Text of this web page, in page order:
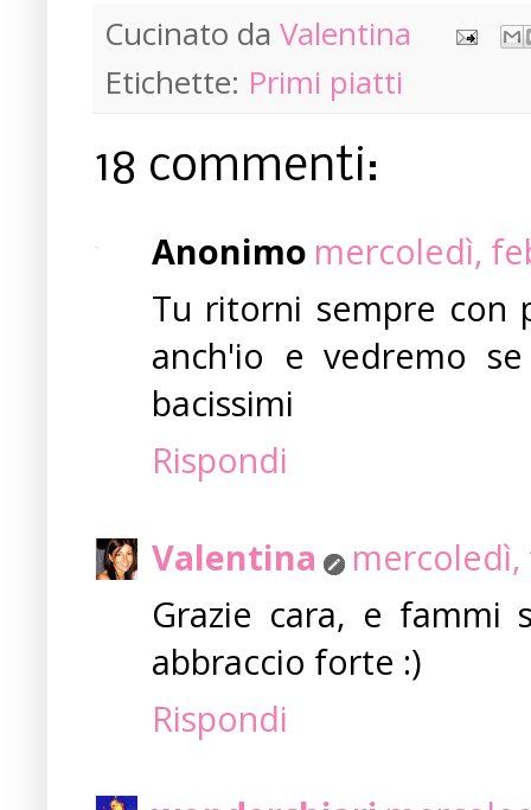
Cucinato da Valentina
Etichette: Primi piatti
18 commenti:
Anonimo mercoledì,
Tu ritorni sempre con
anch'io e vedremo
bacissimi
Rispondi
Valentina
mercoledì,
Grazie cara, e fammi
abbraccio forte :)
Rispondi